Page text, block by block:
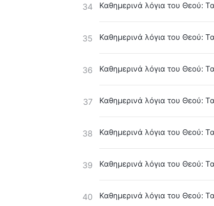
34 Καθημερινά λόγια του Θεού:
35 Καθημερινά λόγια του Θεού:
36 Καθημερινά λόγια του Θεού:
37 Καθημερινά λόγια του Θεού:
38 Καθημερινά λόγια του Θεού:
39 Καθημερινά λόγια του Θεού:
40 Καθημερινά λόγια του Θεού: